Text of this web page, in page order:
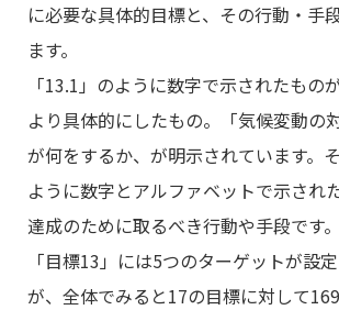
に必要な具体的目標と、その行動・手
ます。
「13.1」のように数字で示されたもの
より具体的にしたもの。「気候変動の
が何をするか、が明示されています。
ように数字とアルファベットで示され
達成のために取るべき行動や手段です。
「目標13」には5つのターゲットが設
が、全体でみると17の目標に対して